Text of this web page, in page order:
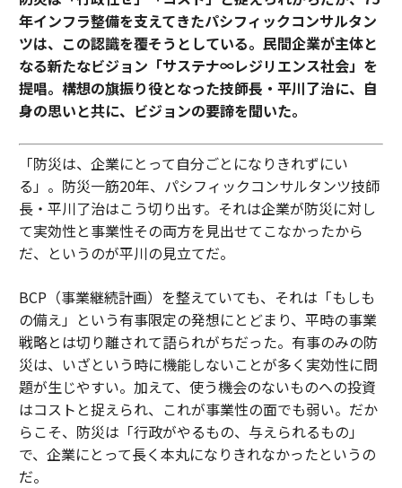
年インフラ整備を支えてきたパシフィックコンサルタン
ツは、この認識を覆そうとしている。民間企業が主体と
なる新たなビジョン「サステナ∞レジリエンス社会」を
提唱。構想の旗振り役となった技師長・平川了治に、自
身の思いと共に、ビジョンの要諦を聞いた。
「防災は、企業にとって自分ごとになりきれずにい
る」。防災一筋20年、パシフィックコンサルタンツ技師
長・平川了治はこう切り出す。それは企業が防災に対し
て実効性と事業性その両方を見出せてこなかったから
だ、というのが平川の見立てだ。
BCP（事業継続計画）を整えていても、それは「もしも
の備え」という有事限定の発想にとどまり、平時の事業
戦略とは切り離されて語られがちだった。有事のみの防
災は、いざという時に機能しないことが多く実効性に問
題が生じやすい。加えて、使う機会のないものへの投資
はコストと捉えられ、これが事業性の面でも弱い。だか
らこそ、防災は「行政がやるもの、与えられるもの」
で、企業にとって長く本丸になりきれなかったというの
だ。